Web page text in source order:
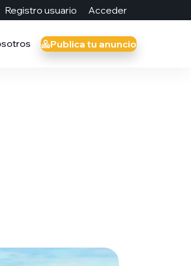
Registro usuario Acceder
Publica tu anuncio